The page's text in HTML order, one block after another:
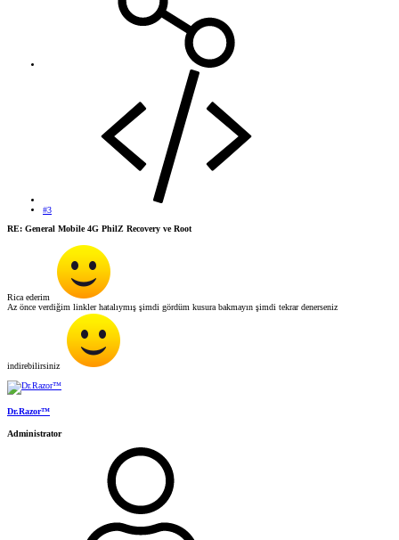
#3
RE: General Mobile 4G PhilZ Recovery ve Root
Rica ederim
Az önce verdiğim linkler hatalıymış şimdi gördüm kusura bakmayın şimdi tekrar denerseniz
indirebilirsiniz
Dr.Razor™
Administrator